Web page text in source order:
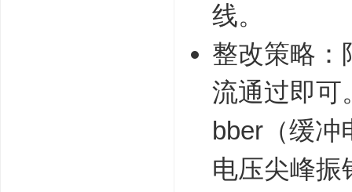
线。
整改策略：
流通过即可
bber（缓冲
电压尖峰振